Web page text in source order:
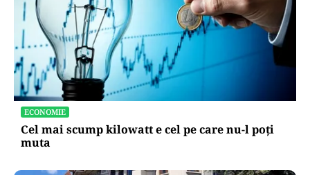
ECONOMIE
Cel mai scump kilowatt e cel pe care nu-l poți
muta